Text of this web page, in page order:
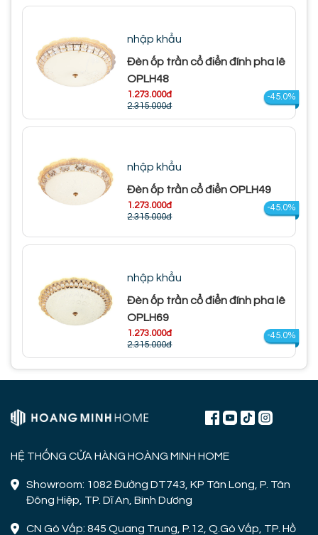
nhập khẩu
Đèn ốp trần cổ điển đính pha lê
OPLH48
1.273.000đ
2.315.000đ
-45.0%
nhập khẩu
Đèn ốp trần cổ điển OPLH49
1.273.000đ
2.315.000đ
-45.0%
nhập khẩu
Đèn ốp trần cổ điển đính pha lê
OPLH69
1.273.000đ
2.315.000đ
-45.0%
HỆ THỐNG CỬA HÀNG HOÀNG MINH HOME
Showroom: 1082 Đường DT743, KP Tân Long, P. Tân
Đông Hiệp, TP. Dĩ An, Bình Dương
CN Gò Vấp: 845 Quang Trung, P.12, Q.Gò Vấp, TP. Hồ